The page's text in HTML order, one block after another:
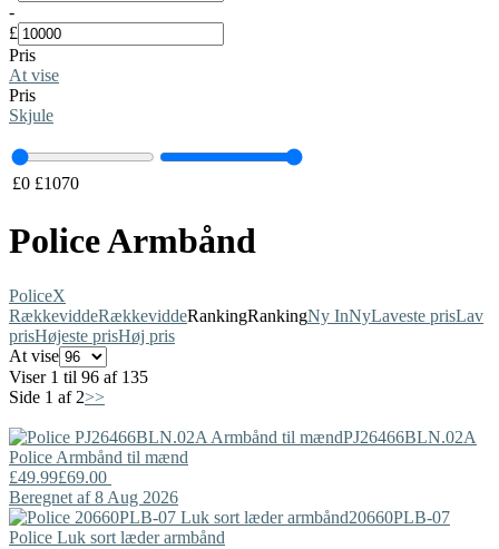
-
£
Pris
At vise
Pris
Skjule
£0 £1070
Police Armbånd
PoliceX
RækkeviddeRækkeviddeRankingRankingNy InNyLaveste prisLav
prisHøjeste prisHøj pris
At vise
Viser 1 til 96 af 135
Side 1 af 2>>
PJ26466BLN.02A
Police Armbånd til mænd
£49.99£69.00
Beregnet af 8 Aug 2026
20660PLB-07
Police Luk sort læder armbånd